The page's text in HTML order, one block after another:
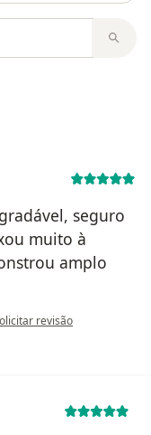
seguro
muito à
amplo
opinião do utilizador E. S.
revisão